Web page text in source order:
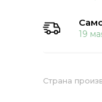
Страна
19